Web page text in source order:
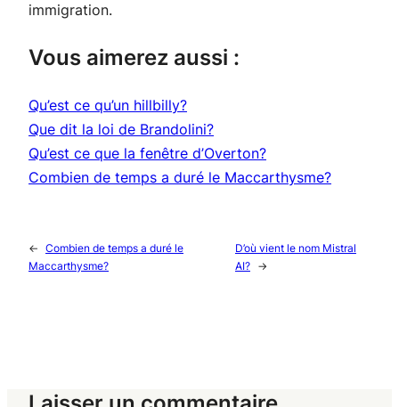
immigration.
Vous aimerez aussi :
Qu’est ce qu’un hillbilly?
Que dit la loi de Brandolini?
Qu’est ce que la fenêtre d’Overton?
Combien de temps a duré le Maccarthysme?
← Combien de temps a duré le
Maccarthysme?
D’où vient le nom Mistral
AI?
→